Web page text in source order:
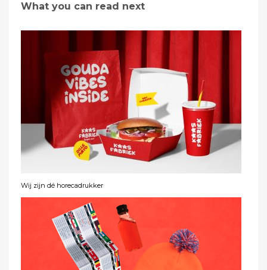
What you can read next
Wij zijn dé horecadrukker